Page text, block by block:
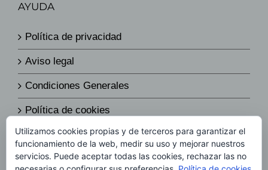
AYUDA
Política de privacidad
Aviso legal
Condiciones Generales
Política de cookies
Política de envíos y devoluciones
Política de precios
Utilizamos cookies propias y de terceros para garantizar el
funcionamiento de la web, medir su uso y mejorar nuestros
servicios. Puede aceptar todas las cookies, rechazar las no